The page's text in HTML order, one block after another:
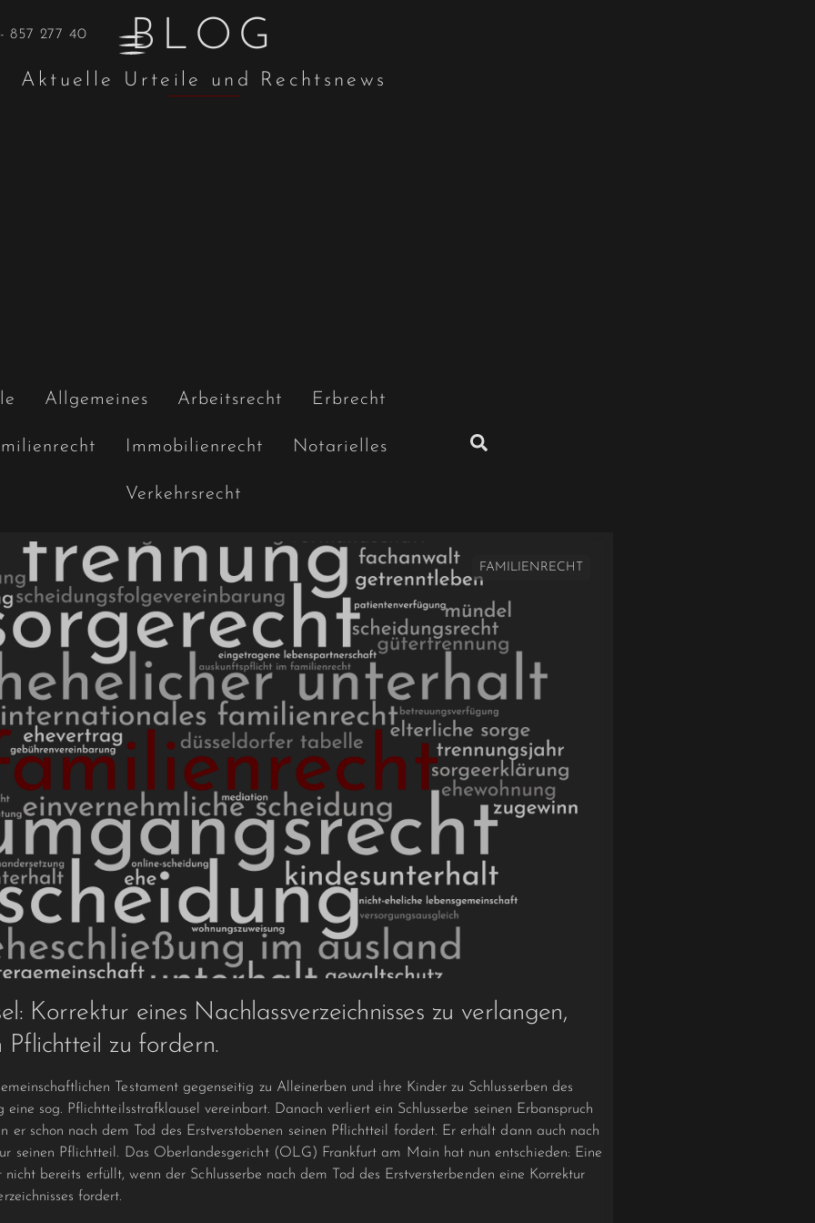
857 277 40 BLOG
Aktuelle Urteile und Rechtsnews
Allgemeines Arbeitsrecht Erbrecht
Immobilienrecht Notarielles
Verkehrsrecht
Korrektur eines Nachlassverzeichnisses zu verlangen,
zu fordern.
Testament gegenseitig zu Alleinerben und ihre Kinder zu Schlusserben des
sog. Pflichtteils­strafklausel vereinbart. Danach verliert ein Schlusserbe seinen Erbanspruch
er schon nach dem Tod des Erstverstobenen seinen Pflichtteil fordert. Er erhält dann auch nach
seinen Pflichtteil. Das Ober­landesgericht (OLG) Frankfurt am Main hat nun entschieden: Eine
bereits erfüllt, wenn der Schlusserbe nach dem Tod des Erstversterbenden eine Korrektur
fordert.
FAMILIENRECHT